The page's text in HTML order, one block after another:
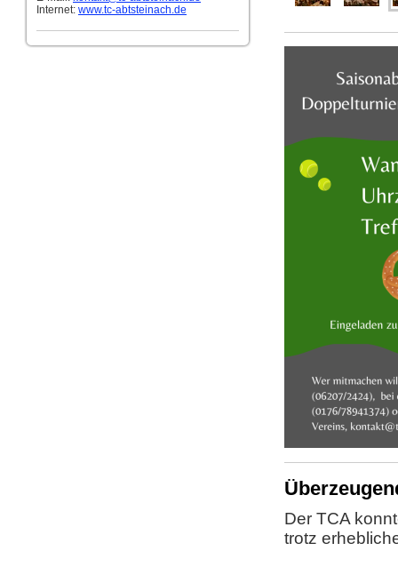
Internet: www.tc-abtsteinach.de
Der TCA
trotz